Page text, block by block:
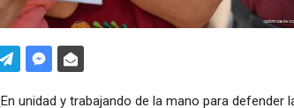
En unidad y trabajando de la mano para defender